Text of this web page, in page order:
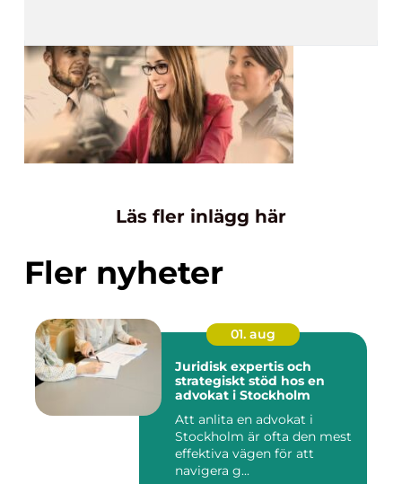
Läs fler inlägg här
Fler nyheter
01. aug
Juridisk expertis och
strategiskt stöd hos en
advokat i Stockholm
Att anlita en advokat i
Stockholm är ofta den mest
effektiva vägen för att
navigera g...